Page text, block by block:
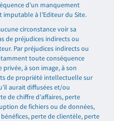
d’un manquement
à l’Editeur du Site.
circonstance voir sa
de préjudices indirects ou
Par préjudices indirects ou
toute conséquence
à son image, à son
de propriété intellectuelle sur
aurait diffusées et/ou
de chiffre d’affaires, perte
de fichiers ou de données,
perte de clientèle, perte